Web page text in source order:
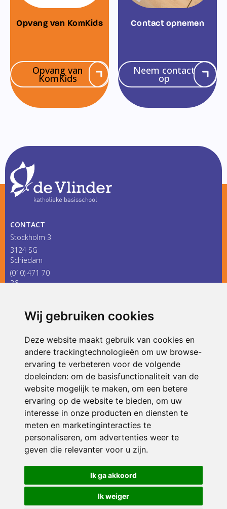
Wij gebruiken cookies
Deze website maakt gebruik van cookies en
andere trackingtechnologieën om uw browse-
ervaring te verbeteren voor de volgende
doeleinden: om de basisfunctionaliteit van de
website mogelijk te maken, om een betere
ervaring op de website te bieden, om uw
interesse in onze producten en diensten te
meten en marketinginteracties te
personaliseren, om advertenties weer te
geven die relevanter voor u zijn.
Ik ga akkoord
Ik weiger
Opvang van KomKids
Opvang van
KomKids
Contact opnemen
Neem contact
op
CONTACT
Stockholm 3
3124 SG
Schiedam
(010) 471 70
36
ONDERDEEL VAN
© 2026 De Vlinder | Alle rechten voorbehouden
Privacy policy|Disclaimer| Klachtenregeling|RSIN en Anbi
voorkeuren
Crealisatie The MindOffice